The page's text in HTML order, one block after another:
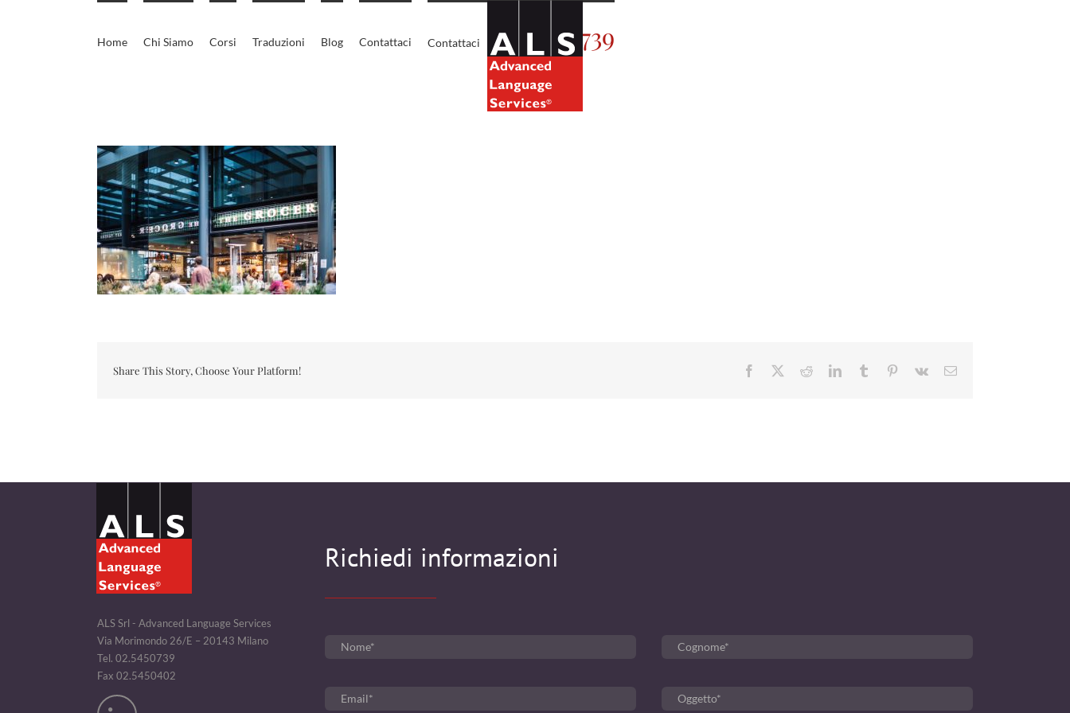
Home Chi Siamo Corsi Traduzioni Blog Contattaci Contattaci 02.5450739
Share This Story, Choose Your Platform! Facebook RedditLinkedInTumblr Pinterest
Vk Email
ALS Srl - Advanced Language Services
Via Morimondo 26/E – 20143 Milano
Tel. 02.5450739
Fax 02.5450402
Richiedi informazioni